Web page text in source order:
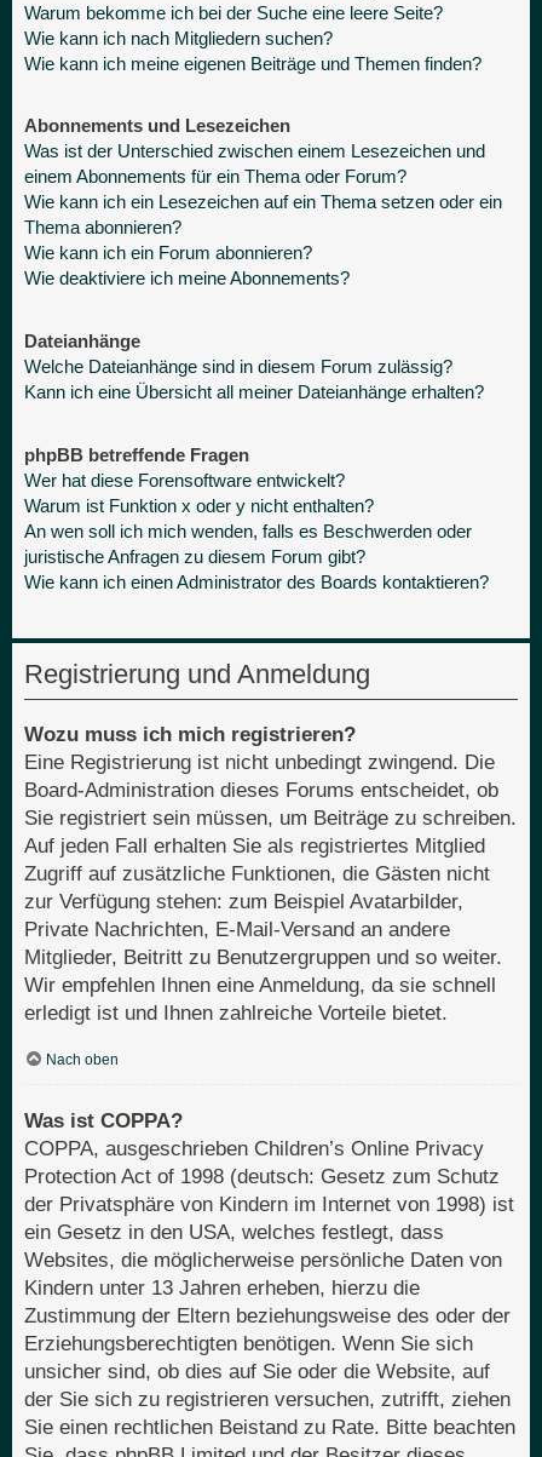
Warum bekomme ich bei der Suche eine leere Seite?
Wie kann ich nach Mitgliedern suchen?
Wie kann ich meine eigenen Beiträge und Themen finden?
Abonnements und Lesezeichen
Was ist der Unterschied zwischen einem Lesezeichen und
einem Abonnements für ein Thema oder Forum?
Wie kann ich ein Lesezeichen auf ein Thema setzen oder ein
Thema abonnieren?
Wie kann ich ein Forum abonnieren?
Wie deaktiviere ich meine Abonnements?
Dateianhänge
Welche Dateianhänge sind in diesem Forum zulässig?
Kann ich eine Übersicht all meiner Dateianhänge erhalten?
phpBB betreffende Fragen
Wer hat diese Forensoftware entwickelt?
Warum ist Funktion x oder y nicht enthalten?
An wen soll ich mich wenden, falls es Beschwerden oder
juristische Anfragen zu diesem Forum gibt?
Wie kann ich einen Administrator des Boards kontaktieren?
Registrierung und Anmeldung
Wozu muss ich mich registrieren?
Eine Registrierung ist nicht unbedingt zwingend. Die
Board-Administration dieses Forums entscheidet, ob
Sie registriert sein müssen, um Beiträge zu schreiben.
Auf jeden Fall erhalten Sie als registriertes Mitglied
Zugriff auf zusätzliche Funktionen, die Gästen nicht
zur Verfügung stehen: zum Beispiel Avatarbilder,
Private Nachrichten, E-Mail-Versand an andere
Mitglieder, Beitritt zu Benutzergruppen und so weiter.
Wir empfehlen Ihnen eine Anmeldung, da sie schnell
erledigt ist und Ihnen zahlreiche Vorteile bietet.
Nach oben
Was ist COPPA?
COPPA, ausgeschrieben Children’s Online Privacy
Protection Act of 1998 (deutsch: Gesetz zum Schutz
der Privatsphäre von Kindern im Internet von 1998) ist
ein Gesetz in den USA, welches festlegt, dass
Websites, die möglicherweise persönliche Daten von
Kindern unter 13 Jahren erheben, hierzu die
Zustimmung der Eltern beziehungsweise des oder der
Erziehungsberechtigten benötigen. Wenn Sie sich
unsicher sind, ob dies auf Sie oder die Website, auf
der Sie sich zu registrieren versuchen, zutrifft, ziehen
Sie einen rechtlichen Beistand zu Rate. Bitte beachten